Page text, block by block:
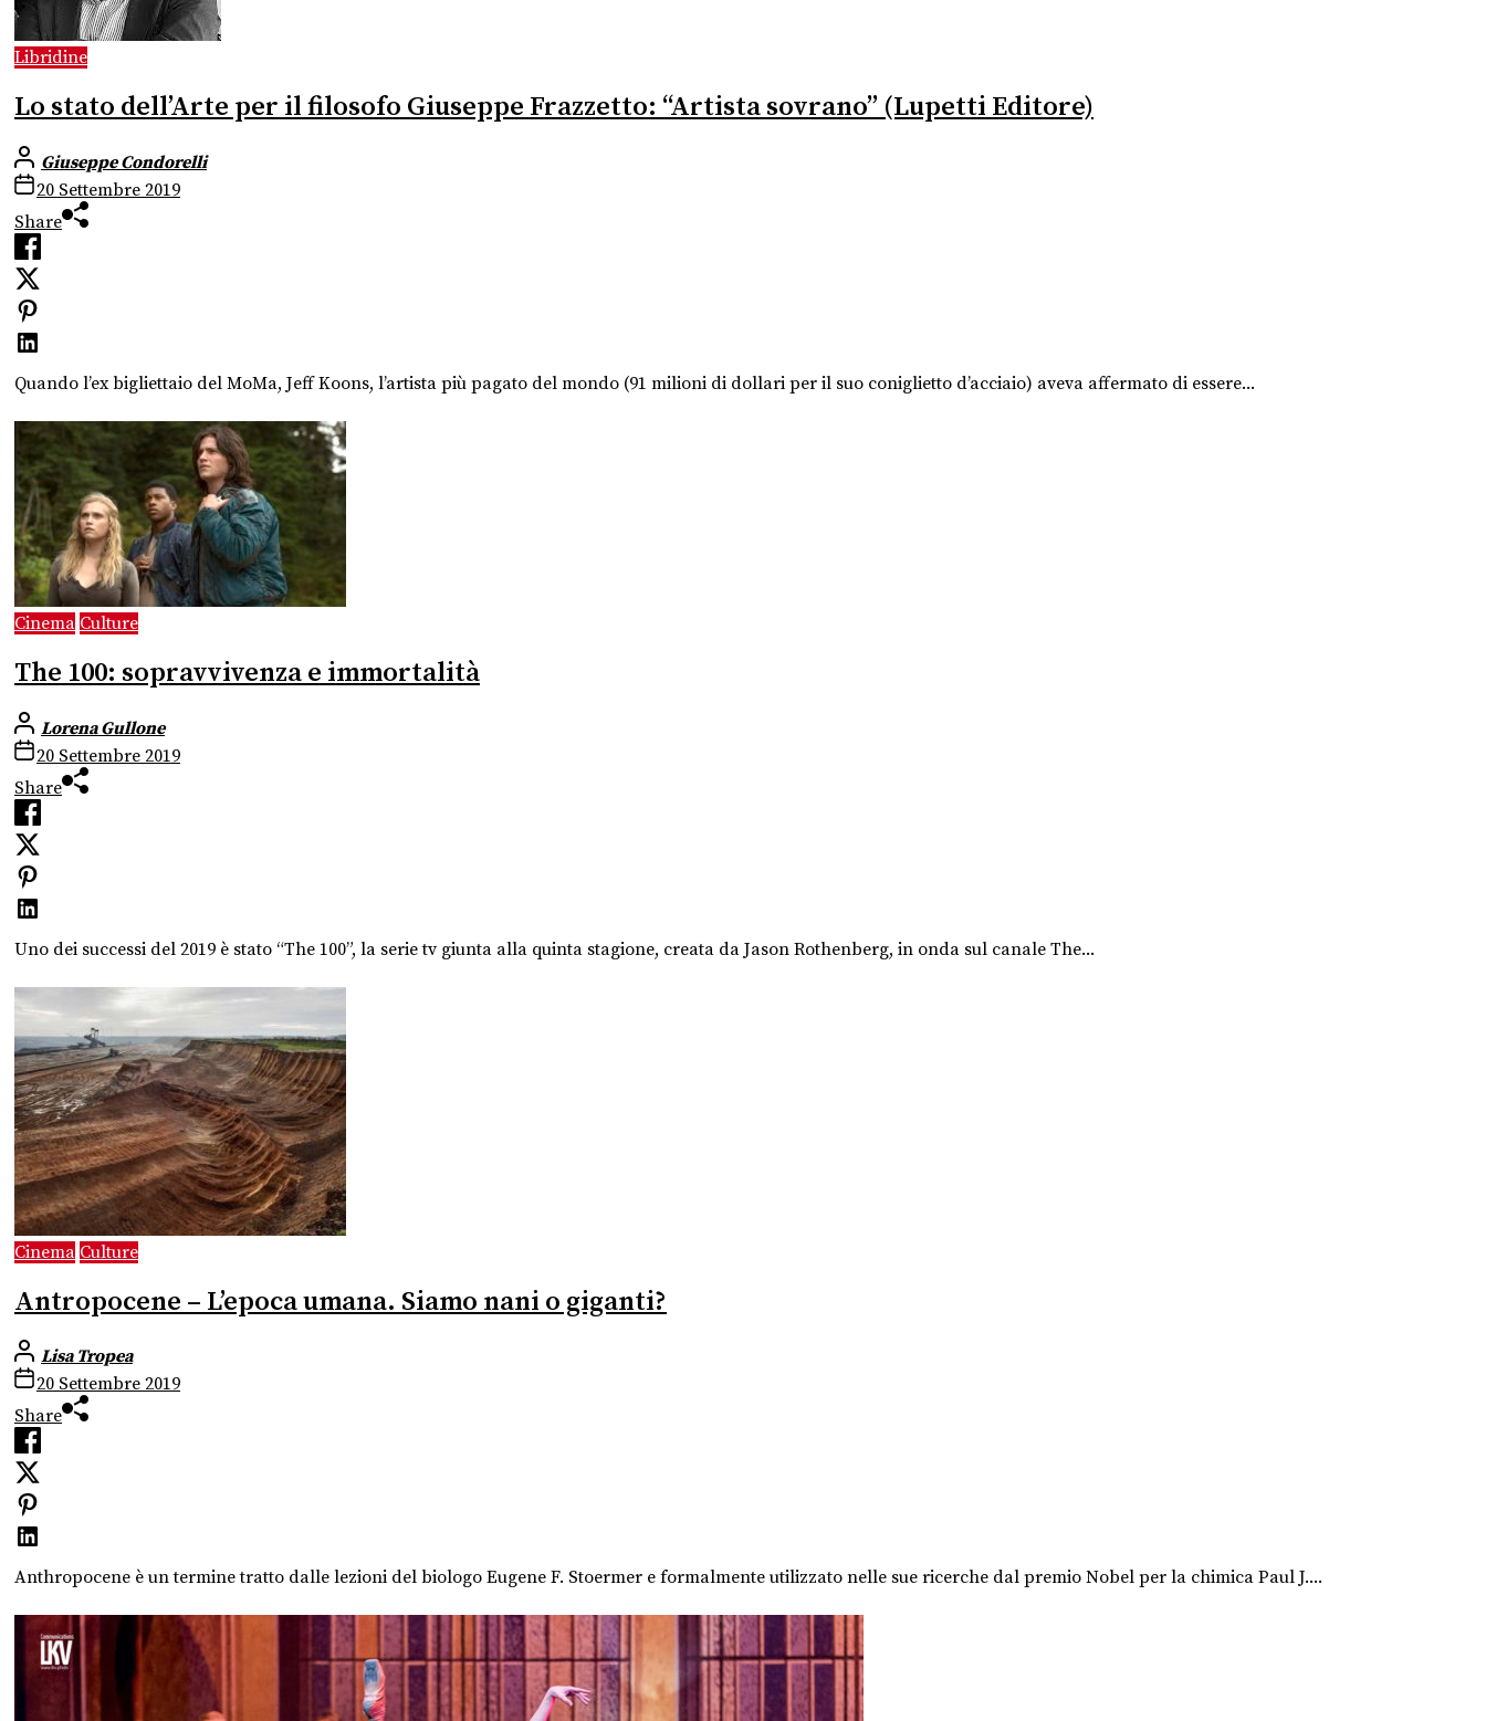
Libridine
Lo stato dell’Arte per il filosofo Giuseppe Frazzetto: “Artista sovrano” (Lupetti Editore)
Giuseppe Condorelli
20 Settembre 2019
Share
Quando l’ex bigliettaio del MoMa, Jeff Koons, l’artista più pagato del mondo (91 milioni di dollari per il suo coniglietto d’acciaio) aveva affermato di essere...
Cinema Culture
The 100: sopravvivenza e immortalità
Lorena Gullone
20 Settembre 2019
Share
Uno dei successi del 2019 è stato “The 100”, la serie tv giunta alla quinta stagione, creata da Jason Rothenberg, in onda sul canale The...
Cinema Culture
Antropocene – L’epoca umana. Siamo nani o giganti?
Lisa Tropea
20 Settembre 2019
Share
Anthropocene è un termine tratto dalle lezioni del biologo Eugene F. Stoermer e formalmente utilizzato nelle sue ricerche dal premio Nobel per la chimica Paul J....